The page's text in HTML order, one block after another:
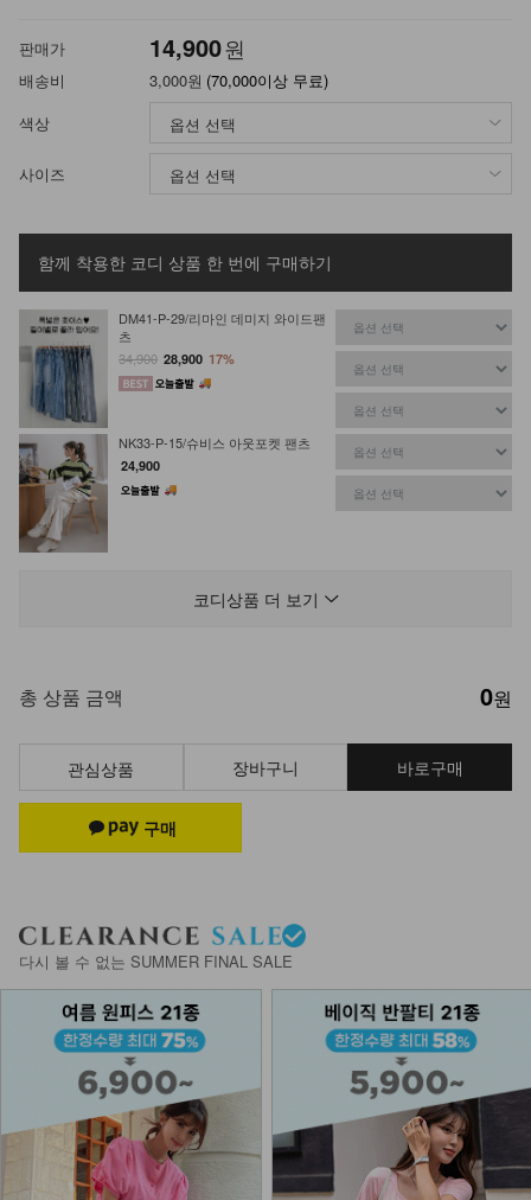
판매가 14,900원
배송비 3,000원 (70,000이상 무료)
색상
사이즈
함께 착용한 코디 상품 한 번에 구매하기
DM41-P-29/리마인 데미지 와이드팬
츠
34,900 28,900 17%
NK33-P-15/슈비스 아웃포켓 팬츠
24,900
NK41-J-3/슬릿 골지 크롭가디건
27,900
DM41-P-35/워너비 와이드 부츠컷 팬
츠
41,900
DM23-AC-10/클립 체인 팔찌
12,900
NKA52-AI-1/모던 라인 포인트 반지
_HJ
7,900
코디상품 더 보기
총 상품 금액 0원
관심상품 장바구니 바로구매
다시 볼 수 없는 SUMMER FINAL SALE